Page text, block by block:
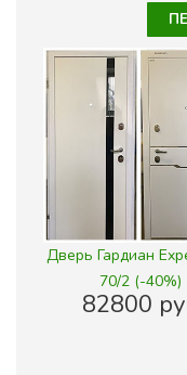
Дверь Гардиан
70/2 (-40%)
82800